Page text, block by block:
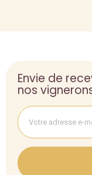
Envie de
nos